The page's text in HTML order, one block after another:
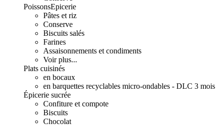
PoissonsEpicerie
Pâtes et riz
Conserve
Biscuits salés
Farines
Assaisonnements et condiments
Voir plus...
Plats cuisinés
en bocaux
en barquettes recyclables micro-ondables - DLC 3 mois
Épicerie sucrée
Confiture et compote
Biscuits
Chocolat